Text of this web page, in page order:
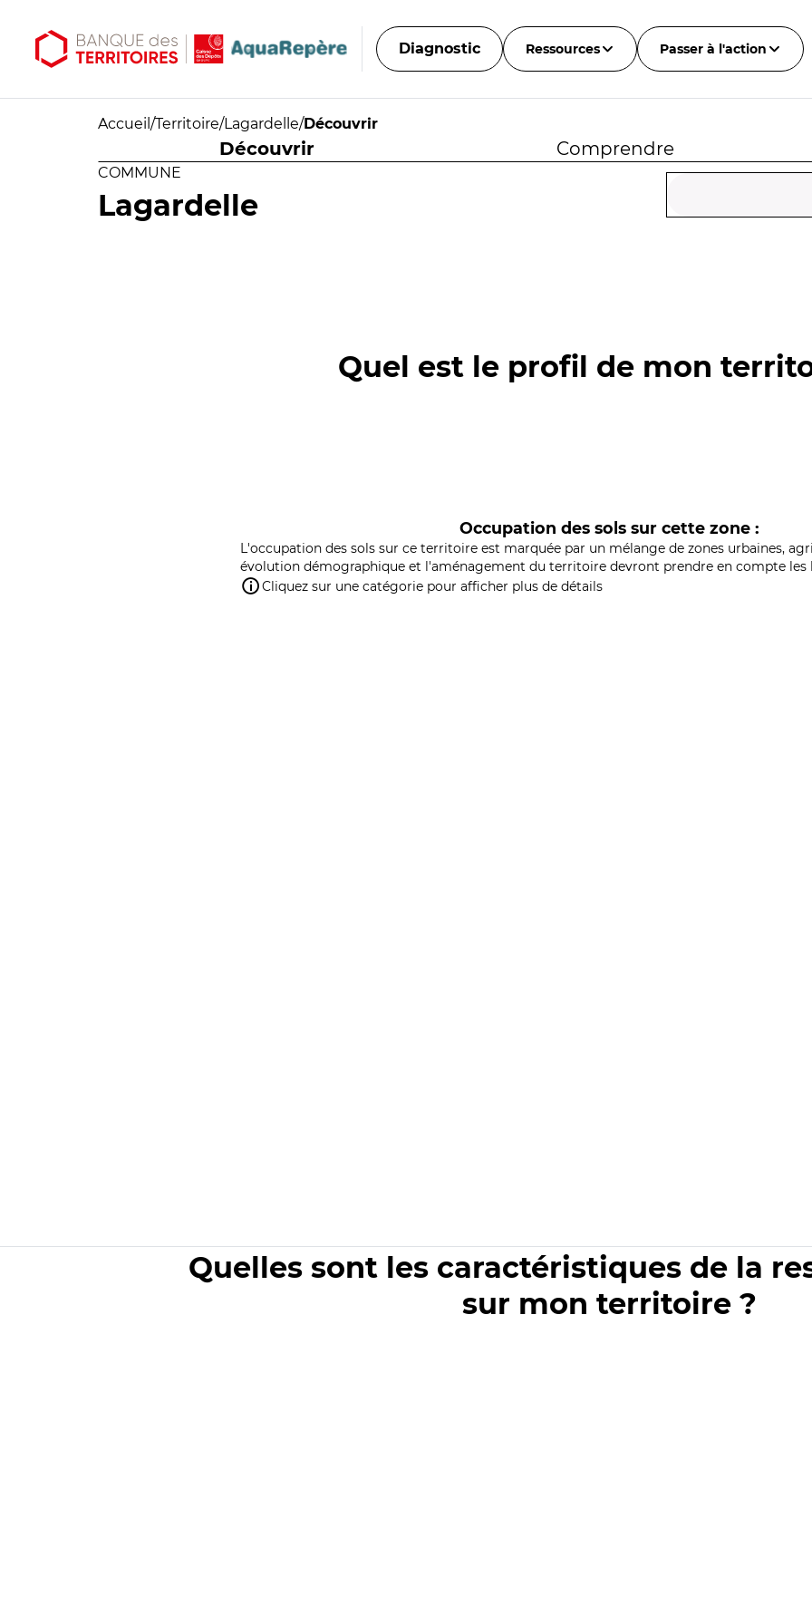
Diagnostic Ressources Passer à l'action
Accueil /Territoire/Lagardelle/Découvrir
Découvrir Comprendre
COMMUNE
Lagardelle
Quel est le profil de mon
Occupation des sols sur cette zone :
L'occupation des sols sur ce territoire est marquée par un mélange de zones urbaines,
évolution démographique et l'aménagement du territoire devront prendre en compte les
Cliquez sur une catégorie pour afficher plus de détails
Quelles sont les caractéristiques de la
sur mon territoire ?